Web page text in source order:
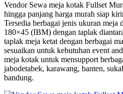
Vendor Sewa meja kotak Fullset
hingga panjang harga murah siap
Tersedia berbagai jenis ukuran meja
180×45 (IBM) dengan taplak
taplak meja ketat dengan berbagai
sesuaikan untuk kebutuhan event
meja kotak untuk mensupport
jabodetabek, karawang, banten,
bandung.